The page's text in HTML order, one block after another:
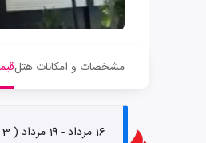
مشخصات و امکانات هتل
16 مرداد - 19 مرداد ( 3 شب )